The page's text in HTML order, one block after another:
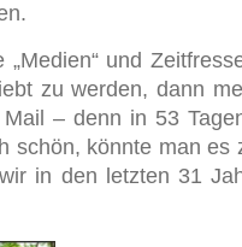
und
zu werden, dann
– denn in 53
schön, könnte man es
in den letzten 31